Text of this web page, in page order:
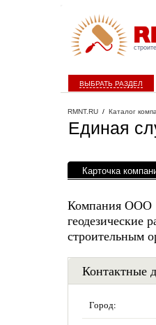
ВЫБРАТЬ РАЗДЕЛ
RMNT.RU / Каталог
Единая
Карточка
Компания ООО
геодезические
строительным
Контактные
Город: